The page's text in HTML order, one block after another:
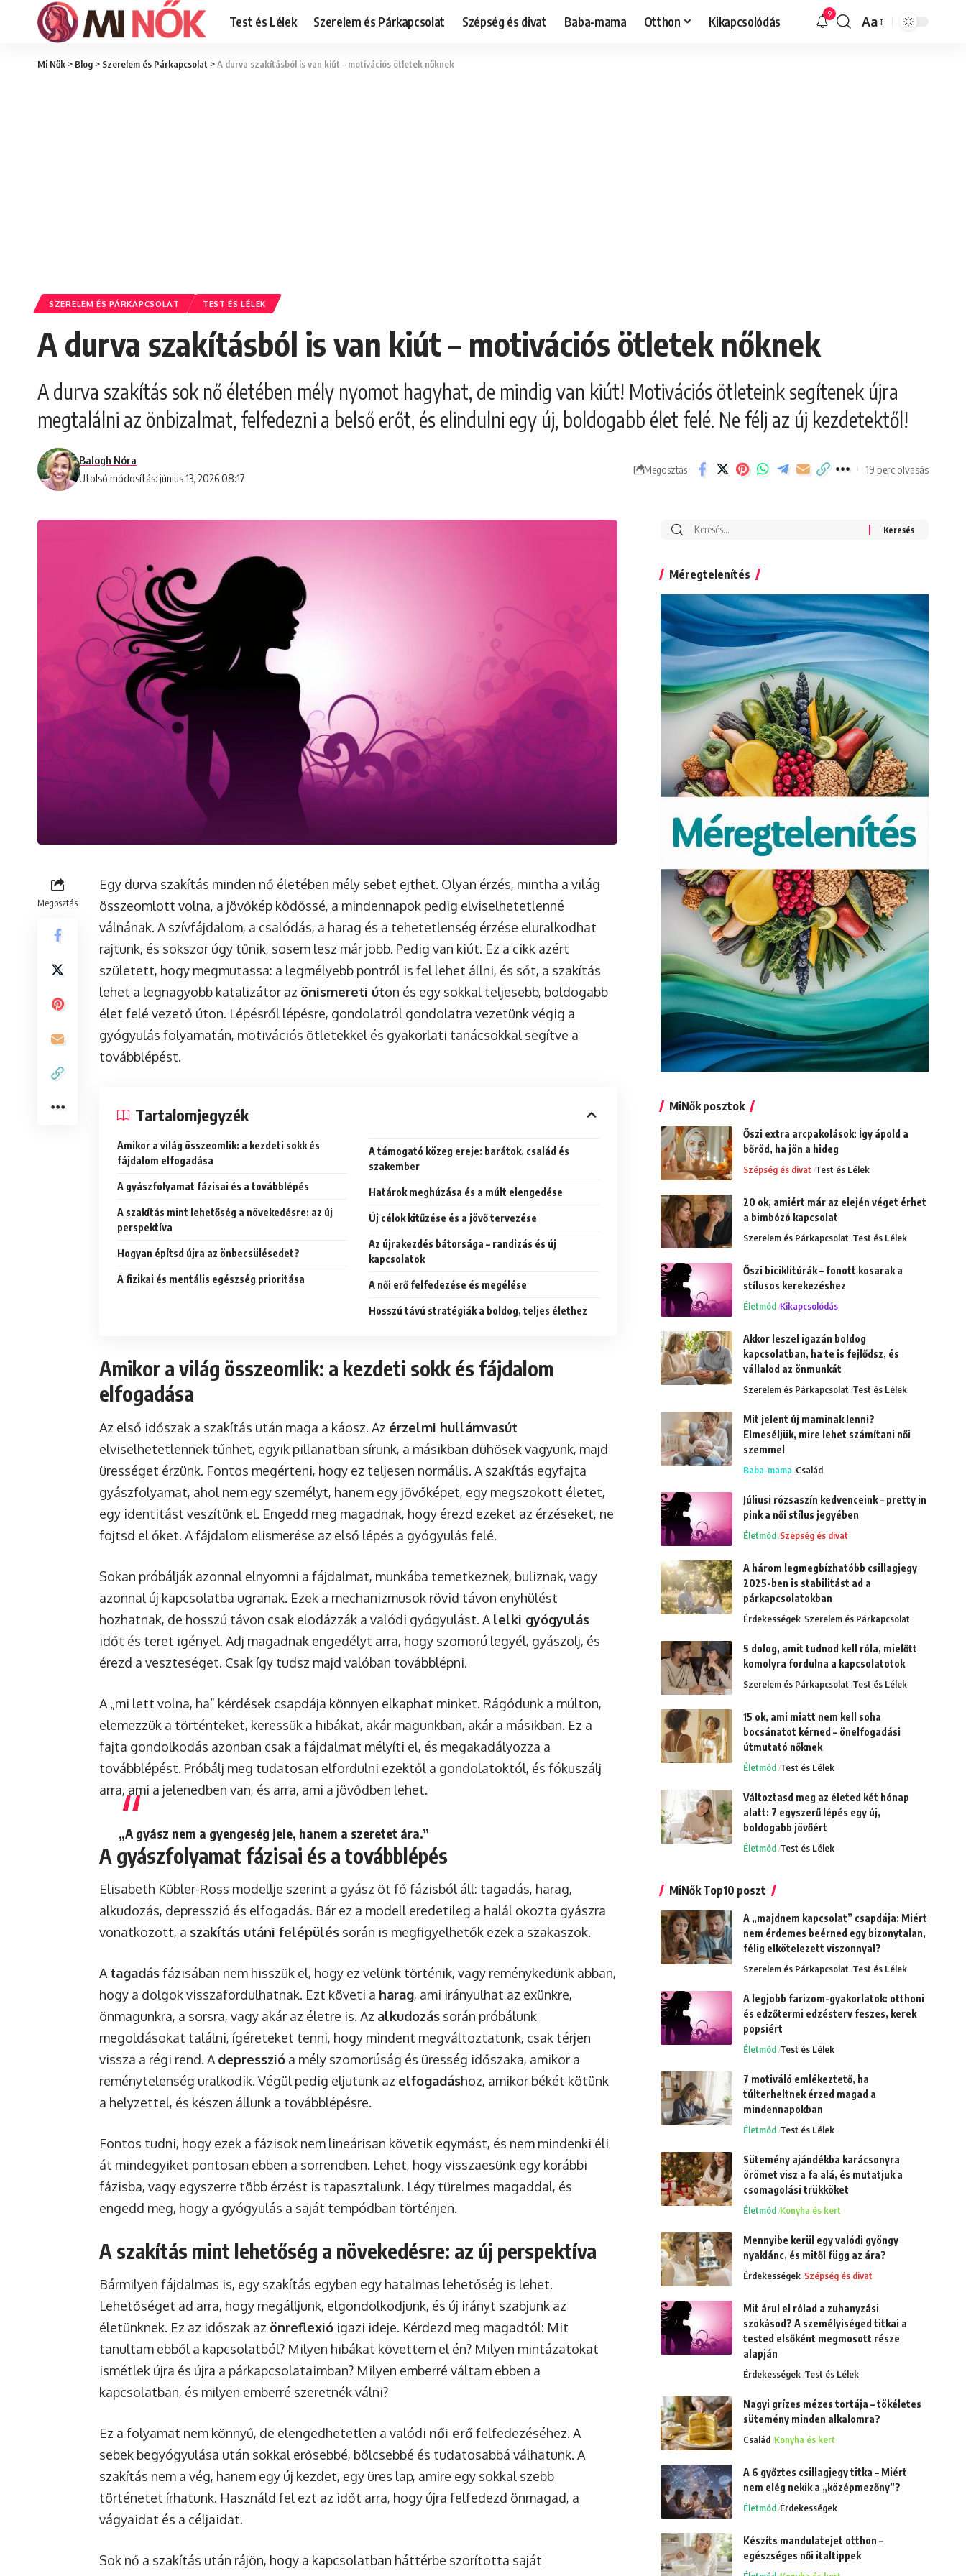
Test és Lélek Szerelem és Párkapcsolat Szépség és divat Baba-mama Otthon Kikapcsolódás 9
Font
Aa
Mi Nők > Blog > Szerelem és Párkapcsolat >A durva szakításból is van kiút – motivációs ötletek nőknek
SZERELEM ÉS PÁRKAPCSOLAT TEST ÉS LÉLEK
A durva szakításból is van kiút – motivációs ötletek nőknek
A durva szakítás sok nő életében mély nyomot hagyhat, de mindig van kiút! Motivációs ötleteink segítenek újra
megtalálni az önbizalmat, felfedezni a belső erőt, és elindulni egy új, boldogabb élet felé. Ne félj az új kezdetektől!
Utolsó módosítás: június 13, 2026 08:17
Balogh Nóra
Megosztás 19 perc olvasás
Megosztás
Egy durva szakítás minden nő életében mély sebet ejthet. Olyan érzés, mintha a világ
összeomlott volna, a jövőkép ködössé, a mindennapok pedig elviselhetetlenné
válnának. A szívfájdalom, a csalódás, a harag és a tehetetlenség érzése eluralkodhat
rajtunk, és sokszor úgy tűnik, sosem lesz már jobb. Pedig van kiút. Ez a cikk azért
született, hogy megmutassa: a legmélyebb pontról is fel lehet állni, és sőt, a szakítás
lehet a legnagyobb katalizátor az önismereti úton és egy sokkal teljesebb, boldogabb
élet felé vezető úton. Lépésről lépésre, gondolatról gondolatra vezetünk végig a
gyógyulás folyamatán, motivációs ötletekkel és gyakorlati tanácsokkal segítve a
továbblépést.
Tartalomjegyzék
Amikor a világ összeomlik: a kezdeti sokk és
fájdalom elfogadása
A gyászfolyamat fázisai és a továbblépés
A szakítás mint lehetőség a növekedésre: az új
perspektíva
Hogyan építsd újra az önbecsülésedet?
A fizikai és mentális egészség prioritása
A támogató közeg ereje: barátok, család és
szakember
Határok meghúzása és a múlt elengedése
Új célok kitűzése és a jövő tervezése
Az újrakezdés bátorsága – randizás és új
kapcsolatok
A női erő felfedezése és megélése
Hosszú távú stratégiák a boldog, teljes élethez
Amikor a világ összeomlik: a kezdeti sokk és fájdalom
elfogadása
Az első időszak a szakítás után maga a káosz. Az érzelmi hullámvasút
elviselhetetlennek tűnhet, egyik pillanatban sírunk, a másikban dühösek vagyunk, majd
ürességet érzünk. Fontos megérteni, hogy ez teljesen normális. A szakítás egyfajta
gyászfolyamat, ahol nem egy személyt, hanem egy jövőképet, egy megszokott életet,
egy identitást veszítünk el. Engedd meg magadnak, hogy érezd ezeket az érzéseket, ne
fojtsd el őket. A fájdalom elismerése az első lépés a gyógyulás felé.
Sokan próbálják azonnal elnyomni a fájdalmat, munkába temetkeznek, buliznak, vagy
azonnal új kapcsolatba ugranak. Ezek a mechanizmusok rövid távon enyhülést
hozhatnak, de hosszú távon csak elodázzák a valódi gyógyulást. A lelki gyógyulás
időt és teret igényel. Adj magadnak engedélyt arra, hogy szomorú legyél, gyászolj, és
érezd a veszteséget. Csak így tudsz majd valóban továbblépni.
A „mi lett volna, ha” kérdések csapdája könnyen elkaphat minket. Rágódunk a múlton,
elemezzük a történteket, keressük a hibákat, akár magunkban, akár a másikban. Ez a
fajta gondolkodás azonban csak a fájdalmat mélyíti el, és megakadályozza a
továbblépést. Próbálj meg tudatosan elfordulni ezektől a gondolatoktól, és fókuszálj
arra, ami a jelenedben van, és arra, ami a jövődben lehet.
„A gyász nem a gyengeség jele, hanem a szeretet ára.”
A gyászfolyamat fázisai és a továbblépés
Elisabeth Kübler-Ross modellje szerint a gyász öt fő fázisból áll: tagadás, harag,
alkudozás, depresszió és elfogadás. Bár ez a modell eredetileg a halál okozta gyászra
vonatkozott, a szakítás utáni felépülés során is megfigyelhetők ezek a szakaszok.
A tagadásfázisában nem hisszük el, hogy ez velünk történik, vagy reménykedünk abban,
hogy a dolgok visszafordulhatnak. Ezt követi a harag, ami irányulhat az exünkre,
önmagunkra, a sorsra, vagy akár az életre is. Az alkudozás során próbálunk
megoldásokat találni, ígéreteket tenni, hogy mindent megváltoztatunk, csak térjen
vissza a régi rend. A depresszió a mély szomorúság és üresség időszaka, amikor a
reménytelenség uralkodik. Végül pedig eljutunk az elfogadáshoz, amikor békét kötünk
a helyzettel, és készen állunk a továbblépésre.
Fontos tudni, hogy ezek a fázisok nem lineárisan követik egymást, és nem mindenki éli
át mindegyiket pontosan ebben a sorrendben. Lehet, hogy visszaesünk egy korábbi
fázisba, vagy egyszerre több érzést is tapasztalunk. Légy türelmes magaddal, és
engedd meg, hogy a gyógyulás a saját tempódban történjen.
A szakítás mint lehetőség a növekedésre: az új perspektíva
Bármilyen fájdalmas is, egy szakítás egyben egy hatalmas lehetőség is lehet.
Lehetőséget ad arra, hogy megálljunk, elgondolkodjunk, és új irányt szabjunk az
életünknek. Ez az időszak az önreflexió igazi ideje. Kérdezd meg magadtól: Mit
tanultam ebből a kapcsolatból? Milyen hibákat követtem el én? Milyen mintázatokat
ismétlek újra és újra a párkapcsolataimban? Milyen emberré váltam ebben a
kapcsolatban, és milyen emberré szeretnék válni?
Ez a folyamat nem könnyű, de elengedhetetlen a valódi női erő felfedezéséhez. A
sebek begyógyulása után sokkal erősebbé, bölcsebbé és tudatosabbá válhatunk. A
szakítás nem a vég, hanem egy új kezdet, egy üres lap, amire egy sokkal szebb
történetet írhatunk. Használd fel ezt az időt arra, hogy újra felfedezd önmagad, a
vágyaidat és a céljaidat.
Sok nő a szakítás után rájön, hogy a kapcsolatban háttérbe szorította saját
Search
Méregtelenítés
MiNők posztok
Őszi extra arcpakolások: Így ápold a
bőröd, ha jön a hideg
Szépség és divat Test és Lélek
20 ok, amiért már az elején véget érhet
a bimbózó kapcsolat
Szerelem és Párkapcsolat Test és Lélek
Őszi biciklitúrák – fonott kosarak a
stílusos kerekezéshez
Életmód Kikapcsolódás
Akkor leszel igazán boldog
kapcsolatban, ha te is fejlődsz, és
vállalod az önmunkát
Szerelem és Párkapcsolat Test és Lélek
Mit jelent új maminak lenni?
Elmeséljük, mire lehet számítani női
szemmel
Baba-mama Család
Júliusi rózsaszín kedvenceink – pretty in
pink a női stílus jegyében
Életmód Szépség és divat
A három legmegbízhatóbb csillagjegy
2025-ben is stabilitást ad a
párkapcsolatokban
Érdekességek Szerelem és Párkapcsolat
5 dolog, amit tudnod kell róla, mielőtt
komolyra fordulna a kapcsolatotok
Szerelem és Párkapcsolat Test és Lélek
15 ok, ami miatt nem kell soha
bocsánatot kérned – önelfogadási
útmutató nőknek
Életmód Test és Lélek
Változtasd meg az életed két hónap
alatt: 7 egyszerű lépés egy új,
boldogabb jövőért
Életmód Test és Lélek
MiNők Top10 poszt
A „majdnem kapcsolat” csapdája: Miért
nem érdemes beérned egy bizonytalan,
félig elkötelezett viszonnyal?
Szerelem és Párkapcsolat Test és Lélek
A legjobb farizom-gyakorlatok: otthoni
és edzőtermi edzésterv feszes, kerek
popsiért
Életmód Test és Lélek
7 motiváló emlékeztető, ha
túlterheltnek érzed magad a
mindennapokban
Életmód Test és Lélek
Sütemény ajándékba karácsonyra
örömet visz a fa alá, és mutatjuk a
csomagolási trükköket
Életmód Konyha és kert
Mennyibe kerül egy valódi gyöngy
nyaklánc, és mitől függ az ára?
Érdekességek Szépség és divat
Mit árul el rólad a zuhanyzási
szokásod? A személyiséged titkai a
tested elsőként megmosott része
alapján
Érdekességek Test és Lélek
Nagyi grízes mézes tortája – tökéletes
sütemény minden alkalomra?
Család Konyha és kert
A 6 győztes csillagjegy titka – Miért
nem elég nekik a „középmezőny”?
Életmód Érdekességek
Készíts mandulatejet otthon –
egészséges női italtippek